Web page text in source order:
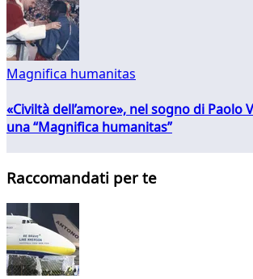
Magnifica humanitas
«Civiltà dell’amore», nel sogno di
una “Magnifica humanitas”
Raccomandati per te